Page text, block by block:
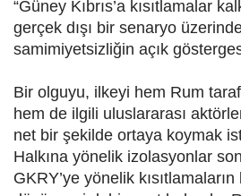
“Güney Kıbrıs’a kısıtlamalar
gerçek dışı bir senaryo
samimiyetsizliğin açık
Bir olguyu, ilkeyi hem Rum
hem de ilgili uluslararası
net bir şekilde ortaya koymak
Halkına yönelik izolasyonlar
GKRY’ye yönelik kısıtlamaların